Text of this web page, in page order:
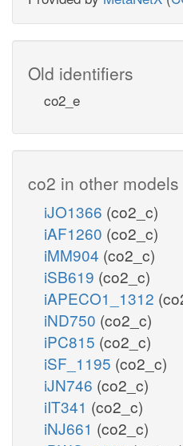
Old identifiers
co2_e
co2 in other models
iJO1366 (co2_c)
iAF1260 (co2_c)
iMM904 (co2_c)
iSB619 (co2_c)
iAPECO1_1312
iND750 (co2_c)
iPC815 (co2_c)
iSF_1195 (co2_c)
iJN746 (co2_c)
iIT341 (co2_c)
iNJ661 (co2_c)